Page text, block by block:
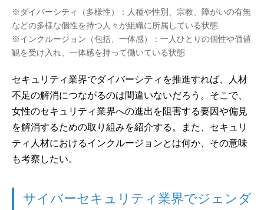
※ダイバーシティ（多様性）：人種や性別、宗教、障がいの有無
などの多様な個性を持つ人々が組織に所属している状態
※インクルージョン（包括、一体感）：一人ひとりの個性や価値
観を受け入れ、一体感を持って働いている状態
セキュリティ業界でダイバーシティを推進すれば、人材
不足の解消につながるのは間違いないだろう。そこで、
女性のセキュリティ業界への進出を阻害する要因や偏見
を解消するための取り組みを紹介する。また、セキュリ
ティ人材におけるインクルージョンとは何か、その意味
も考察したい。
サイバーセキュリティ業界でジェンダ